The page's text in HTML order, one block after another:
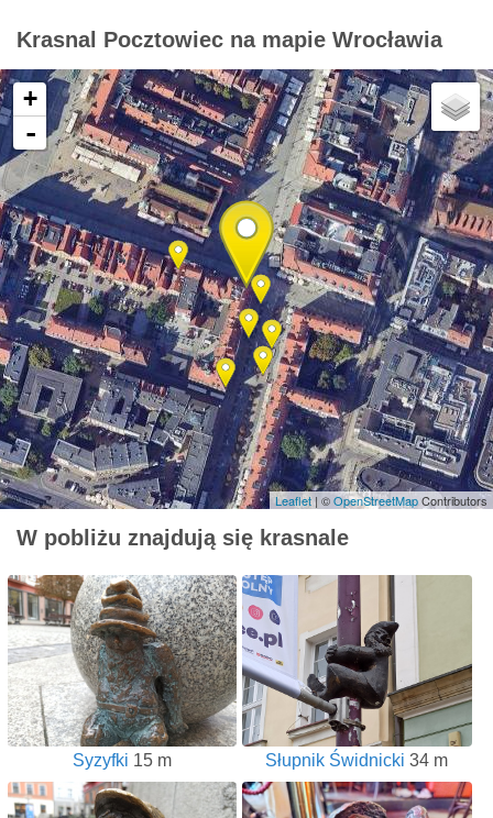
Krasnal Pocztowiec na mapie Wrocławia
+
-
Leaflet| ©OpenStreetMapContributors
W pobliżu znajdują się krasnale
Syzyfki 15 m Słupnik Świdnicki 34 m